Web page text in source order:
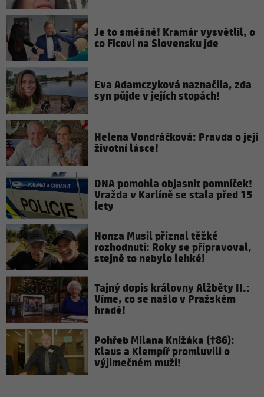
Je to směšné! Kramár vysvětlil, o
co Ficovi na Slovensku jde
Eva Adamczyková naznačila, zda
syn půjde v jejích stopách!
Helena Vondráčková: Pravda o její
životní lásce!
DNA pomohla objasnit pomníček!
Vražda v Karlíně se stala před 15
lety
Honza Musil přiznal těžké
rozhodnutí: Roky se připravoval,
stejně to nebylo lehké!
Tajný dopis královny Alžběty II.:
Víme, co se našlo v Pražském
hradě!
Pohřeb Milana Knížáka (†86):
Klaus a Klempíř promluvili o
výjimečném muži!